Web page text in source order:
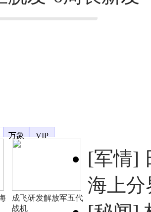
万象 VIP
成飞研发解放军五代
战机
[军情]
海上分